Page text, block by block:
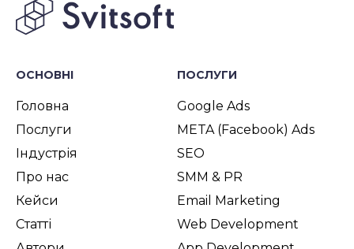
ОСНОВНІ
Головна
Послуги
Індустрія
Про нас
Кейси
Статті
ПОСЛУГИ
Google Ads
META (Facebook) Ads
SEO
SMM & PR
Email Marketing
Web Development